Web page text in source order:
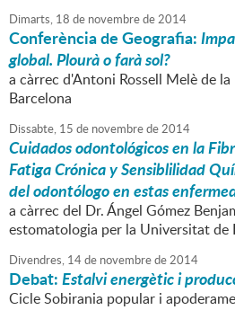
Dimarts, 18 de novembrede2014
Conferència de Geografia:
global. Plourà o farà sol?
a càrrec d'Antoni Rossell Melè de
Barcelona
Dissabte, 15 de novembrede2014
Cuidados odontológicos en la
Fatiga Crónica y Sensiblilidad
del odontólogo en estas
a càrrec del Dr. Ángel Gómez
estomatologia per la Universitat de
Divendres, 14de novembrede2014
Debat:Estalvi energètic i
Cicle Sobirania popular i